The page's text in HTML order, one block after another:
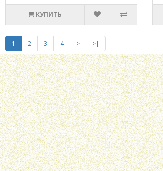
КУПИТЬ
1 2 3 4 > >|